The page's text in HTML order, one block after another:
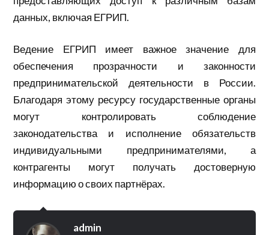
данных, включая ЕГРИП.
Ведение ЕГРИП имеет важное значение для
обеспечения прозрачности и законности
предпринимательской деятельности в России.
Благодаря этому ресурсу государственные органы
могут контролировать соблюдение
законодательства и исполнение обязательств
индивидуальными предпринимателями, а
контрагенты могут получать достоверную
информацию о своих партнёрах.
admin